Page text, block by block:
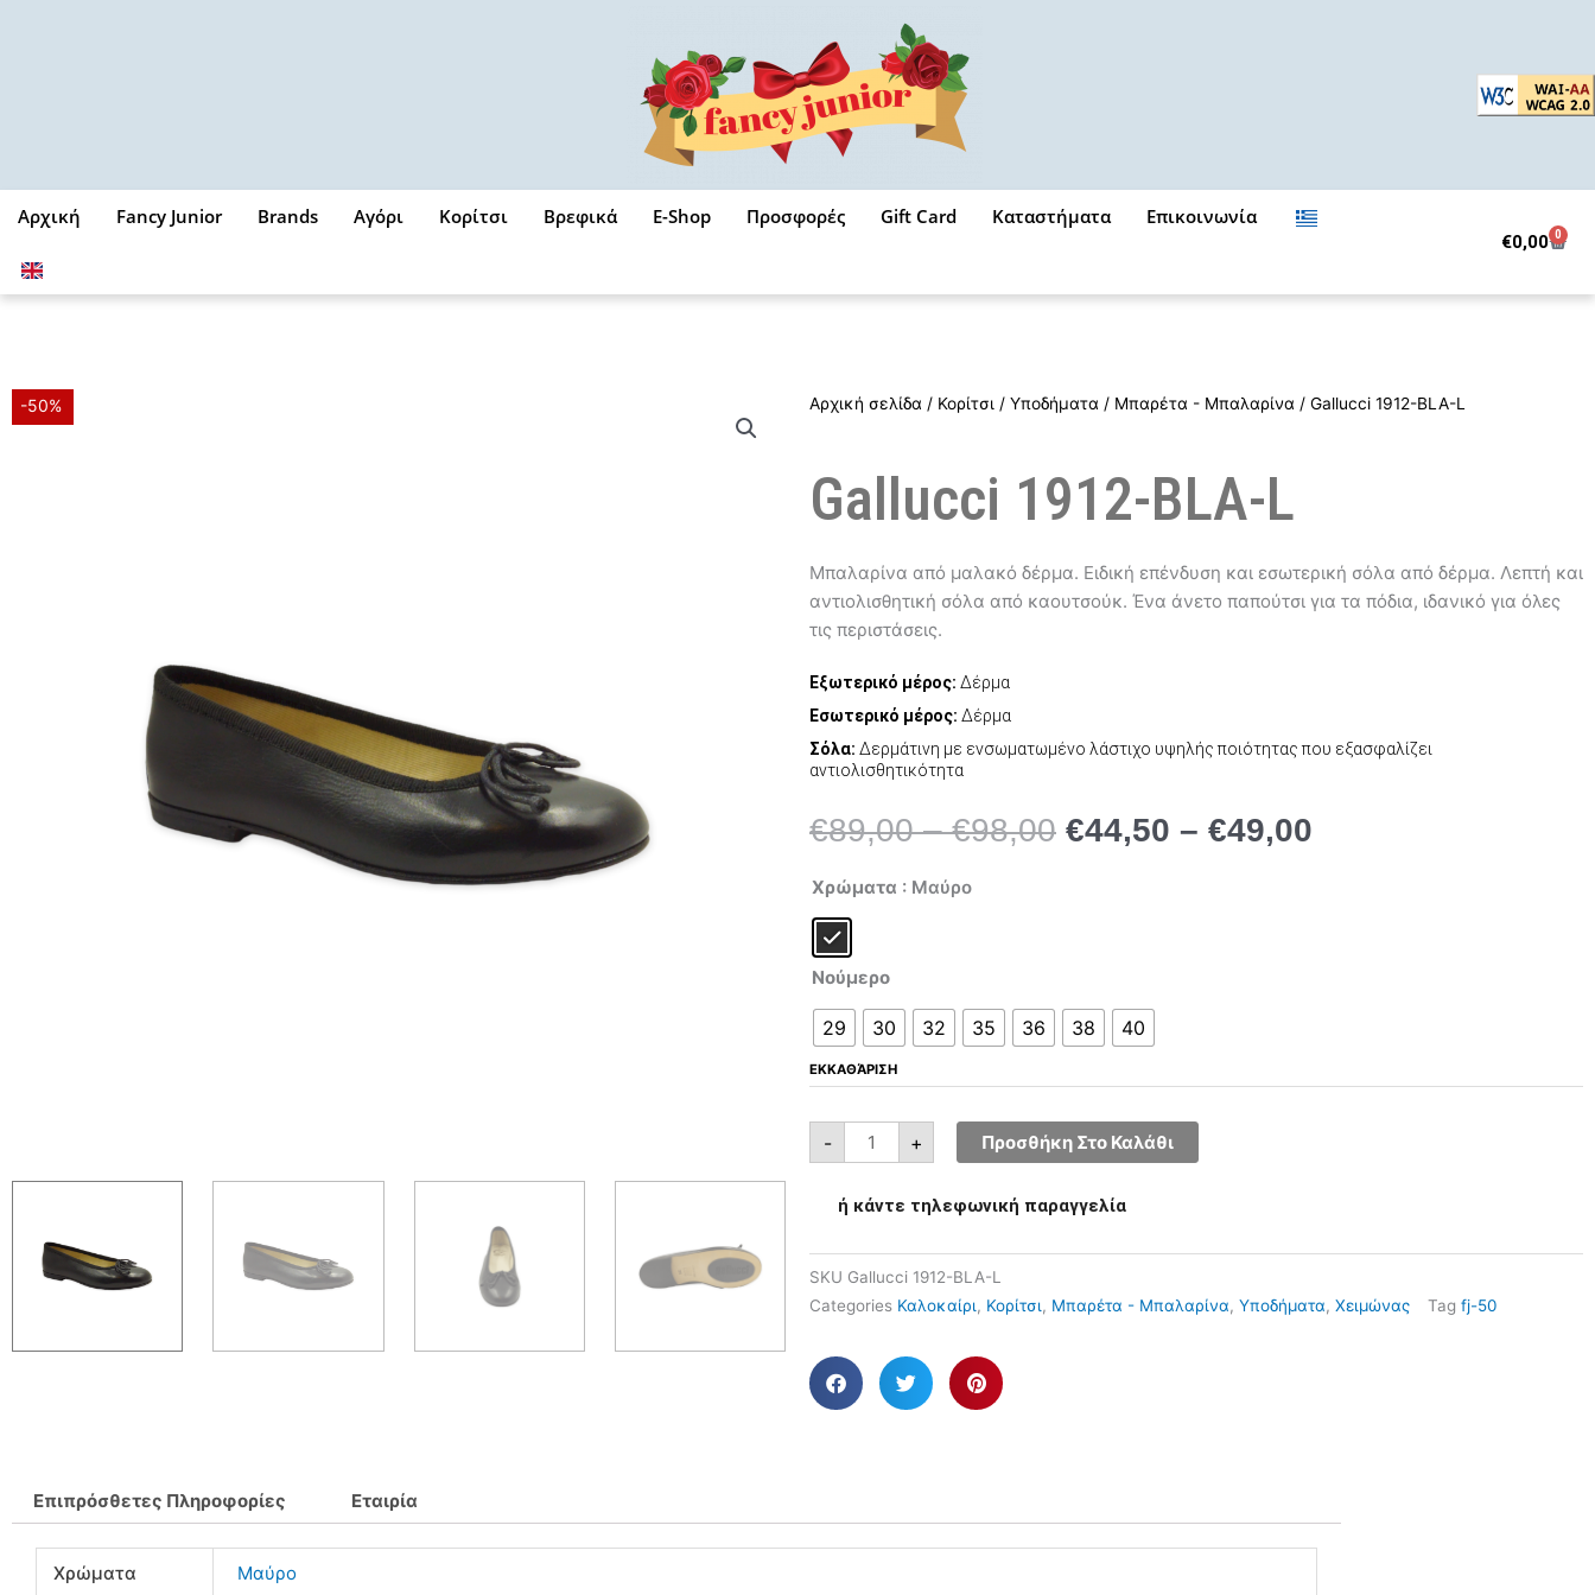
Αρχική Fancy Junior Brands Αγόρι Κορίτσι Βρεφικά E-Shop Προσφορές Gift Card Καταστήματα Επικοινωνία
€0,00 0
Cart
-50% Αρχική σελίδα / Κορίτσι / Υποδήματα / Μπαρέτα - Μπαλαρίνα / Gallucci 1912-BLA-L
Gallucci 1912-BLA-L
Μπαλαρίνα από μαλακό δέρμα. Ειδική επένδυση και εσωτερική σόλα από δέρμα. Λεπτή και
αντιολισθητική σόλα από καουτσούκ. Ένα άνετο παπούτσι για τα πόδια, ιδανικό για όλες
τις περιστάσεις.
Εξωτερικό μέρος: Δέρμα
Εσωτερικό μέρος: Δέρμα
Σόλα: Δερμάτινη με ενσωματωμένο λάστιχο υψηλής ποιότητας που εξασφαλίζει
αντιολισθητικότητα
€89,00 – €98,00Price
range:
€44,50 – €49,00
Χρώματα : Μαύρο
Νούμερο
29 30 32 35 36 38 40
ΕΚΚΑΘΆΡΙΣΗ
-
Gallucci
1912-
BLA-
ποσότητα
+ Προσθήκη Στο Καλάθι
ή κάντε τηλεφωνική παραγγελία
SKU Gallucci 1912-BLA-L
Categories Καλοκαίρι, Κορίτσι, Μπαρέτα - Μπαλαρίνα, Υποδήματα, Χειμώνας Tag fj-50
Επιπρόσθετες Πληροφορίες Εταιρία
Χρώματα Μαύρο